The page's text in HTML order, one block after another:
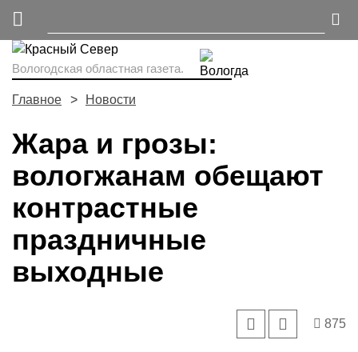
Вологодская областная газета.
Главное Новости
Жара и грозы:
вологжанам обещают
контрастные
праздничные
выходные
875